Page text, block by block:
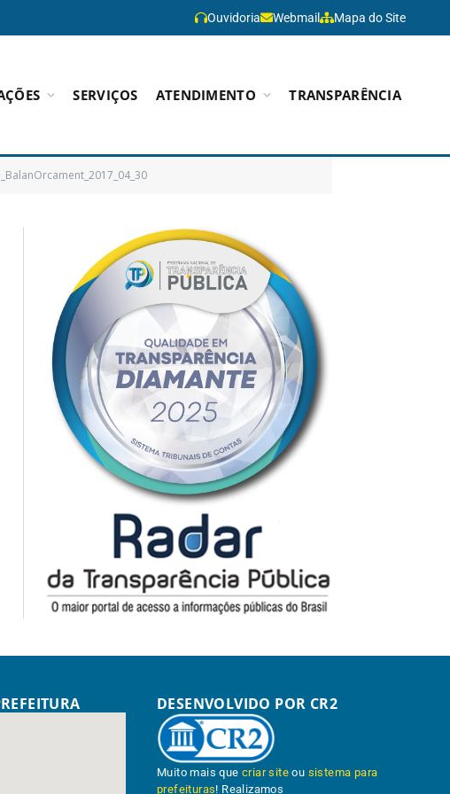
Ouvidoria Webmail Mapa do Site
SERVIÇOS ATENDIMENTO TRANSPARÊNCIA
DESENVOLVIDO POR CR2
Muito mais quecriar site ou sistema para
prefeituras! Realizamos